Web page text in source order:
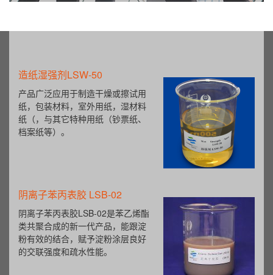
造纸湿强剂LSW-50
产品广泛应用于制造干燥或擦试用
纸，包装材料，室外用纸，湿材料
纸（，与其它特种用纸（钞票纸、
档案纸等）。
阴离子苯丙表胶 LSB-02
阴离子苯丙表胶LSB-02是苯乙烯酯
类共聚合成的新一代产品，能跟淀
粉有效的结合，赋予淀粉涂层良好
的交联强度和疏水性能。